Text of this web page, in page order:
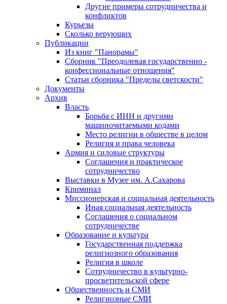
Другие примеры сотрудничества и
конфликтов
Курьезы
Сколько верующих
Публикации
Из книг "Панорамы"
Сборник "Преодолевая государственно -
конфессиональные отношения"
Статьи сборника "Пределы светскости"
Документы
Архив
Власть
Борьба с ИНН и другими
машиночитаемыми кодами
Место религии в обществе в целом
Религия и права человека
Армия и силовые структуры
Соглашения и практическое
сотрудничество
Выставки в Музее им. А.Сахарова
Криминал
Миссионерская и социальная деятельность
Иная социальная деятельность
Соглашения о социальном
сотрудничестве
Образование и культура
Государственная поддержка
религиозного образования
Религия в школе
Сотрудничество в культурно-
просветительской сфере
Общественность и СМИ
Религиозные СМИ